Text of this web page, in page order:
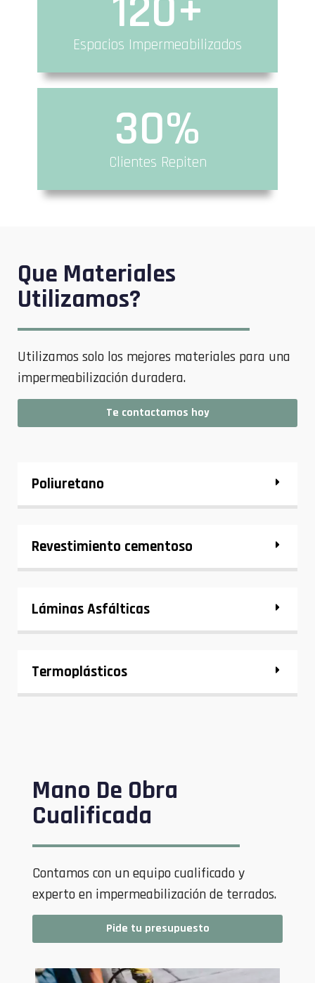
Espacios Impermeabilizados
Clientes Repiten
30%
Que Materiales
Utilizamos?
Utilizamos solo los mejores materiales para una
impermeabilización duradera.
Te contactamos hoy
Poliuretano
Revestimiento cementoso
Láminas Asfálticas
Termoplásticos
Mano De Obra
Cualificada
Contamos con un equipo cualificado y
experto en impermeabilización de terrados.
Pide tu presupuesto